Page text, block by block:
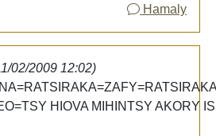
Hamaly
02/2009 12:02)
HIOVA MIHINTSY AKORY